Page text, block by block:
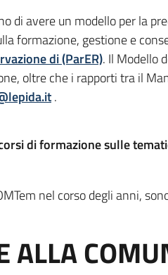
avere un modello per la
formazione, gestione e
di (ParER). Il Modello
oltre che i rapporti tra il
.
di formazione sulle
nel corso degli anni,
ALLA